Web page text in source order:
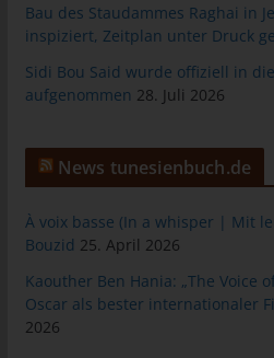
Bau des Staudammes Raghai in
inspiziert, Zeitplan unter Druck
Sidi Bou Said wurde offiziell in
aufgenommen 28. Juli 2026
News tunesienbuch.de
À voix basse (In a whisper | Mit
Bouzid 25. April 2026
Kaouther Ben Hania: „The Voice
Oscar als bester internationaler
2026
j) Dritter
Dritter ist eine natürliche oder
Einrichtung oder andere Stelle
Verantwortlichen oder des
personenbezogenen Daten zu
k) Einwilligung
Einwilligung ist jede von der
bestimmten Fall in informierter
abgegebene Willensbekundung in
einer sonstigen eindeutigen